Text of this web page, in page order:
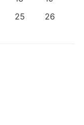
25
26